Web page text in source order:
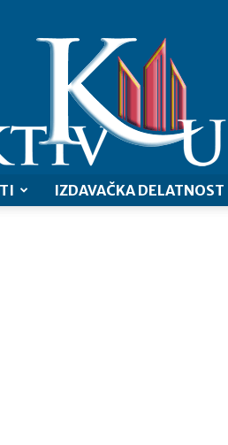
IZDAVAČKA DELATNOST